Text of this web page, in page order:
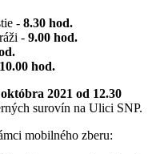
- 8.30 hod.
- 9.00 hod.
10.00 hod.
2021 od 12.30
surovín na Ulici SNP.
mobilného zberu: